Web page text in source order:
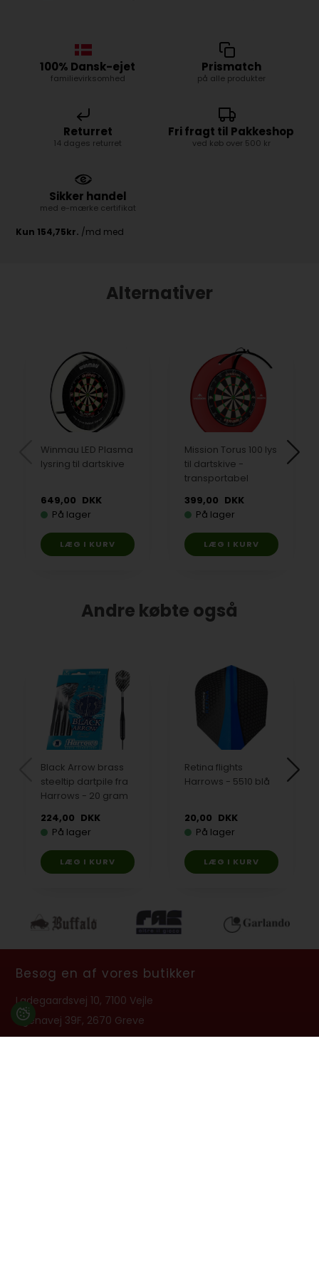
100% Dansk-ejet
familievirksomhed
Prismatch
på alle produkter
Returret
14 dages returret
Fri fragt til Pakkeshop
ved køb over 500 kr
Sikker handel
med e-mærke certifikat
Alternativer
Winmau LED Plasma
lysring til dartskive
649,00 DKK
På lager
Mission Torus 100 lys
til dartskive -
transportabel
399,00 DKK
På lager
Andre købte også
Black Arrow brass
steeltip dartpile fra
Harrows - 20 gram
224,00 DKK
På lager
Retina flights
Harrows - 5510 blå
20,00 DKK
På lager
Besøg en af vores butikker
Ladegaardsvej 10, 7100 Vejle
Agenavej 39F, 2670 Greve